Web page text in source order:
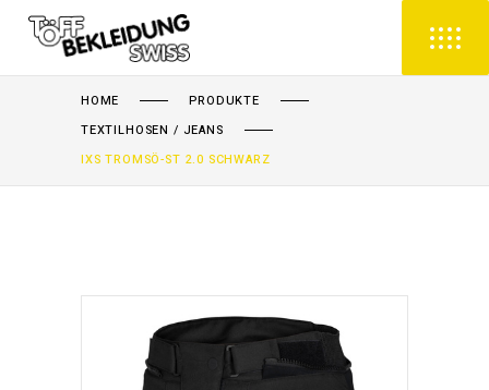
HOME
PRODUKTE
TEXTILHOSEN / JEANS
IXS TROMSÖ-ST 2.0 SCHWARZ